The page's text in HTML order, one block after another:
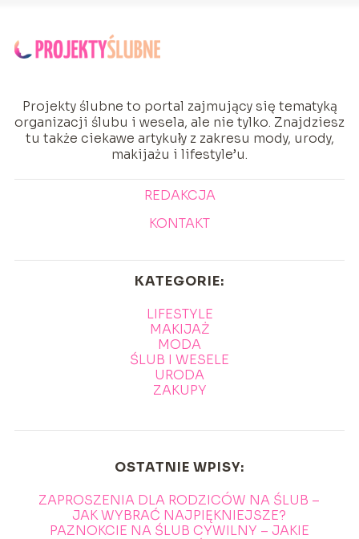
Projekty ślubne to portal zajmujący się tematyką
organizacji ślubu i wesela, ale nie tylko. Znajdziesz
tu także ciekawe artykuły z zakresu mody, urody,
makijażu i lifestyle’u.
REDAKCJA
KONTAKT
KATEGORIE:
LIFESTYLE
MAKIJAŻ
MODA
ŚLUB I WESELE
URODA
ZAKUPY
OSTATNIE WPISY:
ZAPROSZENIA DLA RODZICÓW NA ŚLUB –
JAK WYBRAĆ NAJPIĘKNIEJSZE?
PAZNOKCIE NA ŚLUB CYWILNY – JAKIE